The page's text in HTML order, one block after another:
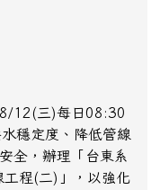
12(三)每日08:30
穩定度、降低管線
全，辦理「台東系
工程(二)」，以強化